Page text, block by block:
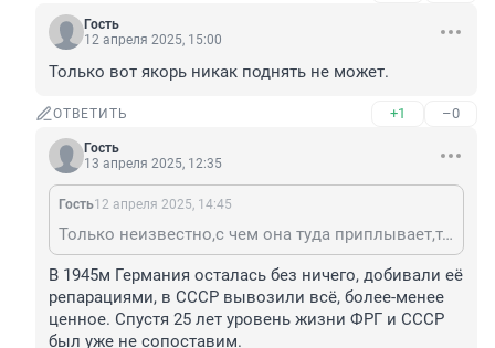
Гость
12 апреля 2025, 15:00
Только вот якорь никак поднять не может.
ОТВЕТИТЬ +1 –0
Гость
13 апреля 2025, 12:35
Гость12 апреля 2025, 14:45
Только неизвестно,с чем она туда приплывает,теряя и теряя все,что можно.
В 1945м Германия осталась без ничего, добивали её
репарациями, в СССР вывозили всё, более-менее
ценное. Спустя 25 лет уровень жизни ФРГ и СССР
был уже не сопоставим.